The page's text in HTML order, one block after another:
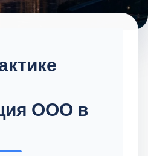
ООО в